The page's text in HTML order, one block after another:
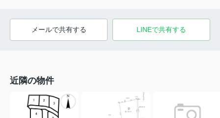
メールで共有する LINEで共有する
近隣の物件